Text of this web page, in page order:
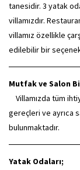
tanesidir. 3 yatak
villamızdır.
villamız özellikle
edilebilir bir
Mutfak ve Salon
Villamızda tüm
gereçleri ve ayrıca
bulunmaktadır.
Yatak Odaları;